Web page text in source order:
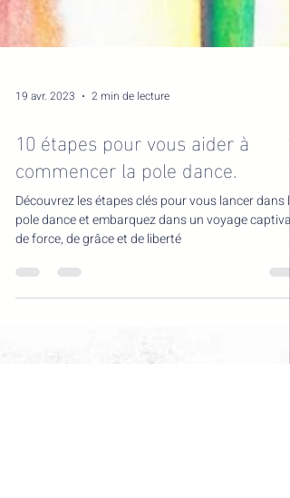
19 avr. 2023 2 min de lecture
10 étapes pour vous aider à
commencer la pole dance.
Découvrez les étapes clés pour vous lancer dans la
pole dance et embarquez dans un voyage